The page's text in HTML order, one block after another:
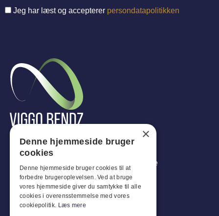
Jeg har læst og accepterer persondatapolitikken
Vi är mer än bara leverantörer – vi är din
strategiska partner. Vi levererar
helhetslösningar som skapar verkligt värde
för ditt företag.
×
Denne hjemmeside bruger
cookies
Denne hjemmeside bruger cookies til at
forbedre brugeroplevelsen. Ved at bruge
vores hjemmeside giver du samtykke til alle
cookies i overensstemmelse med vores
cookiepolitik. Læs mere